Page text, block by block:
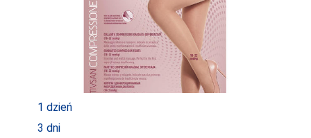
GORTEKS
GRACYA
GRAMARK
GRAWEX
1 dzień
3 dni